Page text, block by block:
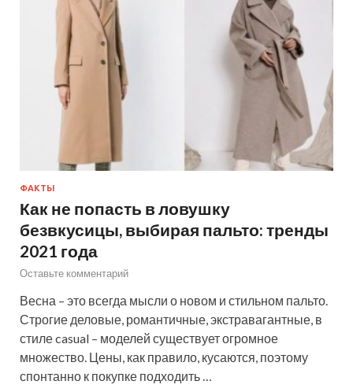
ФАКТЫ
Как не попасть в ловушку
безвкусицы, выбирая пальто: тренды
2021 года
Оставьте комментарий
Весна – это всегда мысли о новом и стильном пальто.
Строгие деловые, романтичные, экстравагантные, в
стиле casual – моделей существует огромное
множество. Цены, как правило, кусаются, поэтому
спонтанно к покупке подходить …